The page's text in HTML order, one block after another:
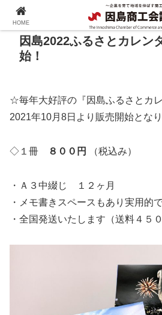
因島2022ふるさとカレン
始！
☆毎年大好評の『因島ふるさとカ
2021年10月8日より販売開始とな
◇１冊 ８００円 （税込み）
・Ａ３中綴じ １２ヶ月
・メモ書きスペースもあり実用的
・全国発送いたします（送料４５０
HOME